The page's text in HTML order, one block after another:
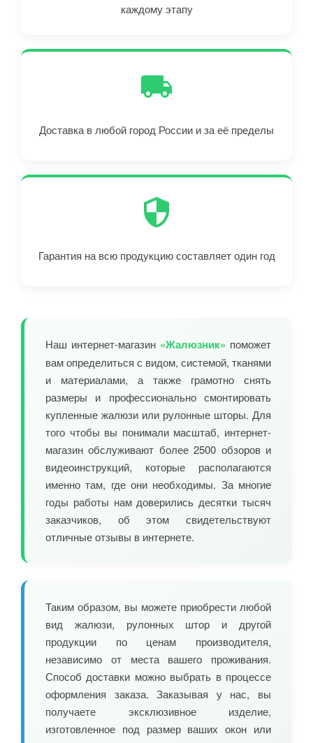
каждому этапу
Доставка в любой город России и за её пределы
Гарантия на всю продукцию составляет один год
Наш интернет-магазин «Жалюзник» поможет
вам определиться с видом, системой, тканями
и материалами, а также грамотно снять
размеры и профессионально смонтировать
купленные жалюзи или рулонные шторы. Для
того чтобы вы понимали масштаб, интернет-
магазин обслуживают более 2500 обзоров и
видеоинструкций, которые располагаются
именно там, где они необходимы. За многие
годы работы нам доверились десятки тысяч
заказчиков, об этом свидетельствуют
отличные отзывы в интернете.
Таким образом, вы можете приобрести любой
вид жалюзи, рулонных штор и другой
продукции по ценам производителя,
независимо от места вашего проживания.
Способ доставки можно выбрать в процессе
оформления заказа. Заказывая у нас, вы
получаете эксклюзивное изделие,
изготовленное под размер ваших окон или